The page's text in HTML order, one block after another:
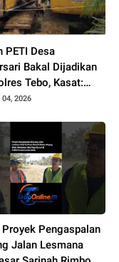
PETI Desa
Bakal Dijadikan
Tebo, Kasat:
Pernah Penuhi
2026
Proyek Pengaspalan
Jalan Lesmana